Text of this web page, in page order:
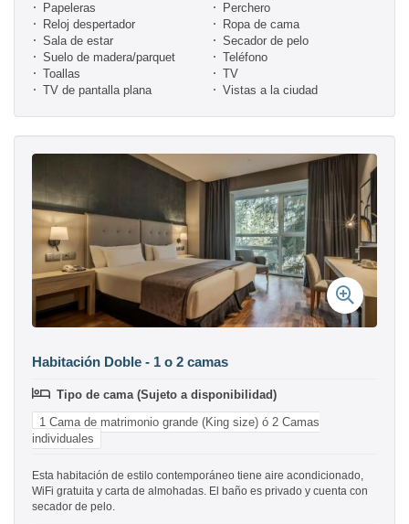
Papeleras
Perchero
Reloj despertador
Ropa de cama
Sala de estar
Secador de pelo
Suelo de madera/parquet
Teléfono
Toallas
TV
TV de pantalla plana
Vistas a la ciudad
Habitación Doble - 1 o 2 camas
Tipo de cama (Sujeto a disponibilidad)
1 Cama de matrimonio grande (King size) ó 2 Camas
individuales
Esta habitación de estilo contemporáneo tiene aire acondicionado,
WiFi gratuita y carta de almohadas. El baño es privado y cuenta con
secador de pelo.